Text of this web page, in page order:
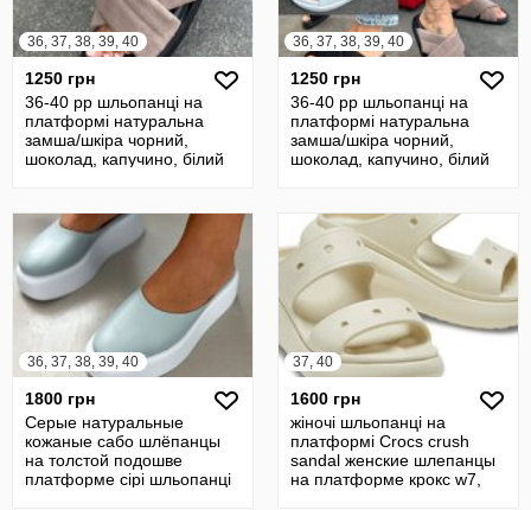
36, 37, 38, 39, 40
1250 грн
36-40 рр шльопанці на
платформі натуральна
замша/шкіра чорний,
шоколад, капучино, білий
36, 37, 38, 39, 40
1250 грн
36-40 рр шльопанці на
платформі натуральна
замша/шкіра чорний,
шоколад, капучино, білий
36, 37, 38, 39, 40
1800 грн
Серые натуральные
кожаные сабо шлёпанцы
на толстой подошве
платформе сірі шльопанці
37, 40
1600 грн
жіночі шльопанці на
платформі Crocs crush
sandal женские шлепанцы
на платформе крокс w7,